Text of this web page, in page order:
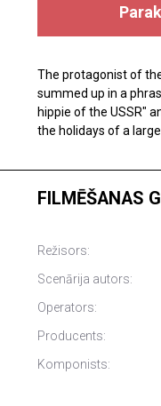
The protagonist of
summed up in a
hippie of the USSR"
the holidays of a
FILMĒŠANAS
Režisors:
Scenārija autors:
Operators:
Producents:
Komponists: